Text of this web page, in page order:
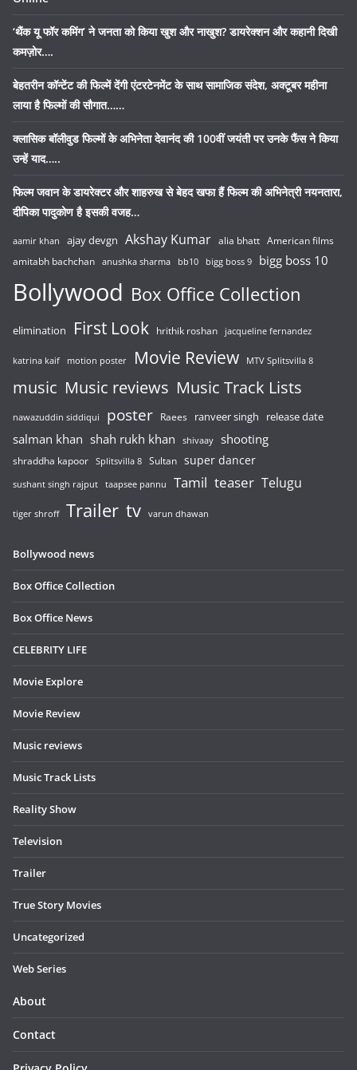
‘थैंक यू फॉर कमिंग’ ने जनता को किया खुश और नाखुश? डायरेक्शन और कहानी दिखी
कमज़ोर….
बेहतरीन कॉन्टेंट की फिल्में देंगी एंटरटेनमेंट के साथ सामाजिक संदेश, अक्टूबर महीना
लाया है फिल्मों की सौगात……
क्लासिक बॉलीवुड फिल्मों के अभिनेता देवानंद की 100वीं जयंती पर उनके फैंस ने किया
उन्हें याद…..
फिल्म जवान के डायरेक्टर और शाहरुख से बेहद खफा हैं फिल्म की अभिनेत्री नयनतारा,
दीपिका पादुकोण है इसकी वजह…
aamir khan ajay devgn Akshay Kumar alia bhatt American films
amitabh bachchan anushka sharma bb10 bigg boss 9 bigg boss 10
Bollywood Box Office Collection
elimination First Look hrithik roshan jacqueline fernandez
katrina kaif motion poster Movie Review MTV Splitsvilla 8
music Music reviews Music Track Lists
nawazuddin siddiqui poster Raees ranveer singh release date
salman khan shah rukh khan shivaay shooting
shraddha kapoor Splitsvilla 8 Sultan super dancer
sushant singh rajput taapsee pannu Tamil teaser Telugu
tiger shroff Trailer tv varun dhawan
Bollywood news
Box Office Collection
Box Office News
CELEBRITY LIFE
Movie Explore
Movie Review
Music reviews
Music Track Lists
Reality Show
Television
Trailer
True Story Movies
Uncategorized
Web Series
About
Contact